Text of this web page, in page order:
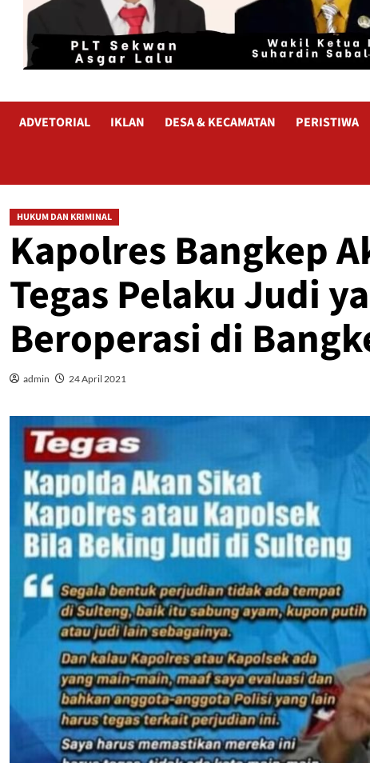
ADVETORIAL IKLAN DESA & KECAMATAN PERISTIWA
HUKUM DAN KRIMINAL
Kapolres Bangkep
Tegas Pelaku Judi
Beroperasi di
admin 24 April 2021